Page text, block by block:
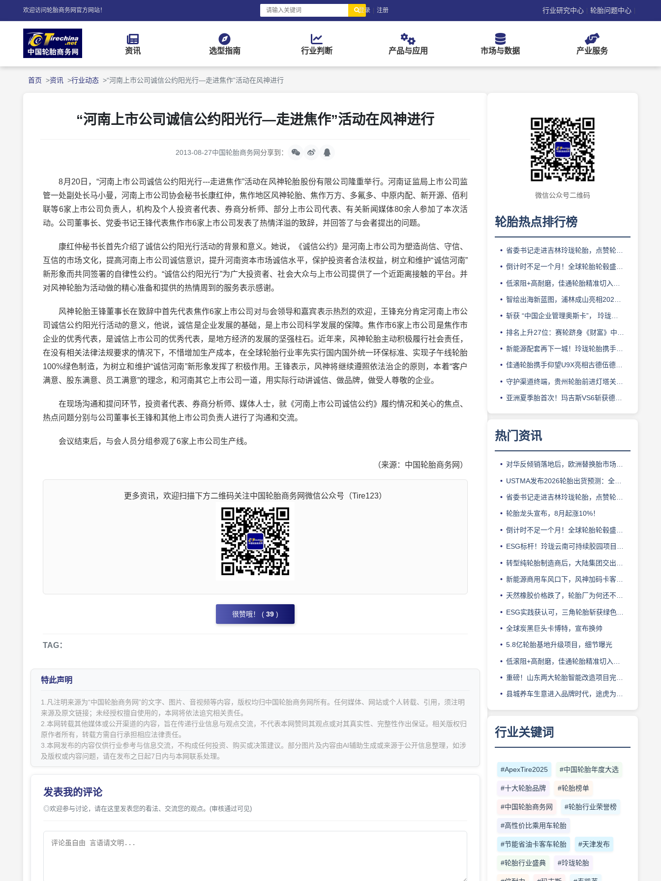
欢迎访问轮胎商务网官方网站！ 登录 | 注册 行业研究中心 | 轮胎问题中心 |
资讯 选型指南 行业判断 产品与应用 市场与数据 产业服务
首页 资讯 行业动态 “河南上市公司诚信公约阳光行—走进焦作”活动在风神进行
“河南上市公司诚信公约阳光行—走进焦作”活动在风神进行
2013-08-27中国轮胎商务网分享到：
8月20日，“河南上市公司诚信公约阳光行---走进焦作”活动在风神轮胎股份有限公司隆重举行。河南证监局上市公司监
管一处副处长马小曼，河南上市公司协会秘书长康红仲，焦作地区风神轮胎、焦作万方、多氟多、中原内配、新开源、佰利
联等6家上市公司负责人，机构及个人投资者代表、券商分析师、部分上市公司代表、有关新闻媒体80余人参加了本次活
动。公司董事长、党委书记王锋代表焦作市6家上市公司发表了热情洋溢的致辞，并回答了与会者提出的问题。
康红仲秘书长首先介绍了诚信公约阳光行活动的背景和意义。她说，《诚信公约》是河南上市公司为塑造尚信、守信、
互信的市场文化，提高河南上市公司诚信意识，提升河南资本市场诚信水平，保护投资者合法权益，树立和维护“诚信河南”
新形象而共同签署的自律性公约。“诚信公约阳光行”为广大投资者、社会大众与上市公司提供了一个近距离接触的平台。并
对风神轮胎为活动做的精心准备和提供的热情周到的服务表示感谢。
风神轮胎王锋董事长在致辞中首先代表焦作6家上市公司对与会领导和嘉宾表示热烈的欢迎，王锋充分肯定河南上市公
司诚信公约阳光行活动的意义，他说，诚信是企业发展的基础，是上市公司科学发展的保障。焦作市6家上市公司是焦作市
企业的优秀代表，是诚信上市公司的优秀代表，是地方经济的发展的坚强柱石。近年来，风神轮胎主动积极履行社会责任，
在没有相关法律法规要求的情况下，不惜增加生产成本，在全球轮胎行业率先实行国内国外统一环保标准、实现子午线轮胎
100%绿色制造，为树立和维护“诚信河南”新形象发挥了积极作用。王锋表示，风神将继续遵照依法治企的原则，本着“客户
满意、股东满意、员工满意”的理念，和河南其它上市公司一道，用实际行动讲诚信、做品牌，做受人尊敬的企业。
在现场沟通和提问环节，投资者代表、券商分析师、媒体人士，就《河南上市公司诚信公约》履约情况和关心的焦点、
热点问题分别与公司董事长王锋和其他上市公司负责人进行了沟通和交流。
会议结束后，与会人员分组参观了6家上市公司生产线。
（来源：中国轮胎商务网）
更多资讯，欢迎扫描下方二维码关注中国轮胎商务网微信公众号（Tire123）
很赞哦！ ( 39 )
TAG：
特此声明
1.凡注明来源为“中国轮胎商务网”的文字、图片、音视频等内容，版权均归中国轮胎商务网所有。任何媒体、网站或个人转载、引用，须注明
来源及原文链接；未经授权擅自使用的，本网将依法追究相关责任。
2.本网转载其他媒体或公开渠道的内容，旨在传递行业信息与观点交流，不代表本网赞同其观点或对其真实性、完整性作出保证。相关版权归
原作者所有，转载方需自行承担相应法律责任。
3.本网发布的内容仅供行业参考与信息交流，不构成任何投资、购买或决策建议。部分图片及内容由AI辅助生成或来源于公开信息整理，如涉
及版权或内容问题，请在发布之日起7日内与本网联系处理。
发表我的评论
◎欢迎参与讨论，请在这里发表您的看法、交流您的观点。(审核通过可见)
微信公众号二维码
轮胎热点排行榜
省委书记走进吉林玲珑轮胎，点赞轮胎智造标杆
倒计时不足一个月！全球轮胎轮毂盛会即将登陆上海！
低滚阻+高耐磨，佳通轮胎精准切入新能源轻卡赛道
智绘出海新蓝图，浦林成山亮相2026泰中合作博览会
斩获 “中国企业管理奥斯卡”， 玲珑轮胎蝉联 BMC 大奖
排名上升27位：赛轮跻身《财富》中国500强背后的增长逻辑
新能源配套再下一城！玲珑轮胎携手小鹏L03全球上市
佳通轮胎携手仰望U9X亮相古德伍德，以轮胎科技挑战性能边界
守护渠道终端，贵州轮胎前进灯塔关爱基金驰援长春受灾门店
亚洲夏季胎首次！玛吉斯VS6斩获德国TÜV SÜD高阶认证
热门资讯
对华反倾销落地后，欧洲替换胎市场迎来拐点
USTMA发布2026轮胎出货预测：全年3.303 亿条
省委书记走进吉林玲珑轮胎，点赞轮胎智造标杆
轮胎龙头宣布，8月起涨10%！
倒计时不足一个月！全球轮胎轮毂盛会即将登陆上海！
ESG标杆！玲珑云南可持续胶园项目获评最佳实践
转型纯轮胎制造商后，大陆集团交出亮眼业绩
新能源商用车风口下，风神加码卡客车胎产能
天然橡胶价格跌了，轮胎厂为何还不敢“松口气”？
ESG实践获认可，三角轮胎斩获绿色发展典范企业奖
全球炭黑巨头卡博特，宣布换帅
5.8亿轮胎基地升级项目，细节曝光
低滚阻+高耐磨，佳通轮胎精准切入新能源轻卡赛道
重磅！山东两大轮胎智能改造项目完成备案
县城养车生意进入品牌时代，途虎为何此时加码“万镇万店”？
行业关键词
#ApexTire2025 #中国轮胎年度大选
#十大轮胎品牌 #轮胎榜单
#中国轮胎商务网 #轮胎行业荣誉榜
#高性价比乘用车轮胎
#节能省油卡客车轮胎 #天津发布
#轮胎行业盛典 #玲珑轮胎